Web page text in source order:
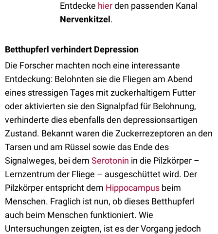
Entdecke hierden passenden Kanal
Nervenkitzel.
Betthupferl verhindert Depression
Die Forscher machten noch eine interessante
Entdeckung: Belohnten sie die Fliegen am Abend
eines stressigen Tages mit zuckerhaltigem Futter
oder aktivierten sie den Signalpfad für Belohnung,
verhinderte dies ebenfalls den depressionsartigen
Zustand. Bekannt waren die Zuckerrezeptoren an den
Tarsen und am Rüssel sowie das Ende des
Signalweges, bei dem Serotonin in die Pilzkörper –
Lernzentrum der Fliege – ausgeschüttet wird. Der
Pilzkörper entspricht dem Hippocampus beim
Menschen. Fraglich ist nun, ob dieses Betthupferl
auch beim Menschen funktioniert. Wie
Untersuchungen zeigten, ist es der Vorgang jedoch